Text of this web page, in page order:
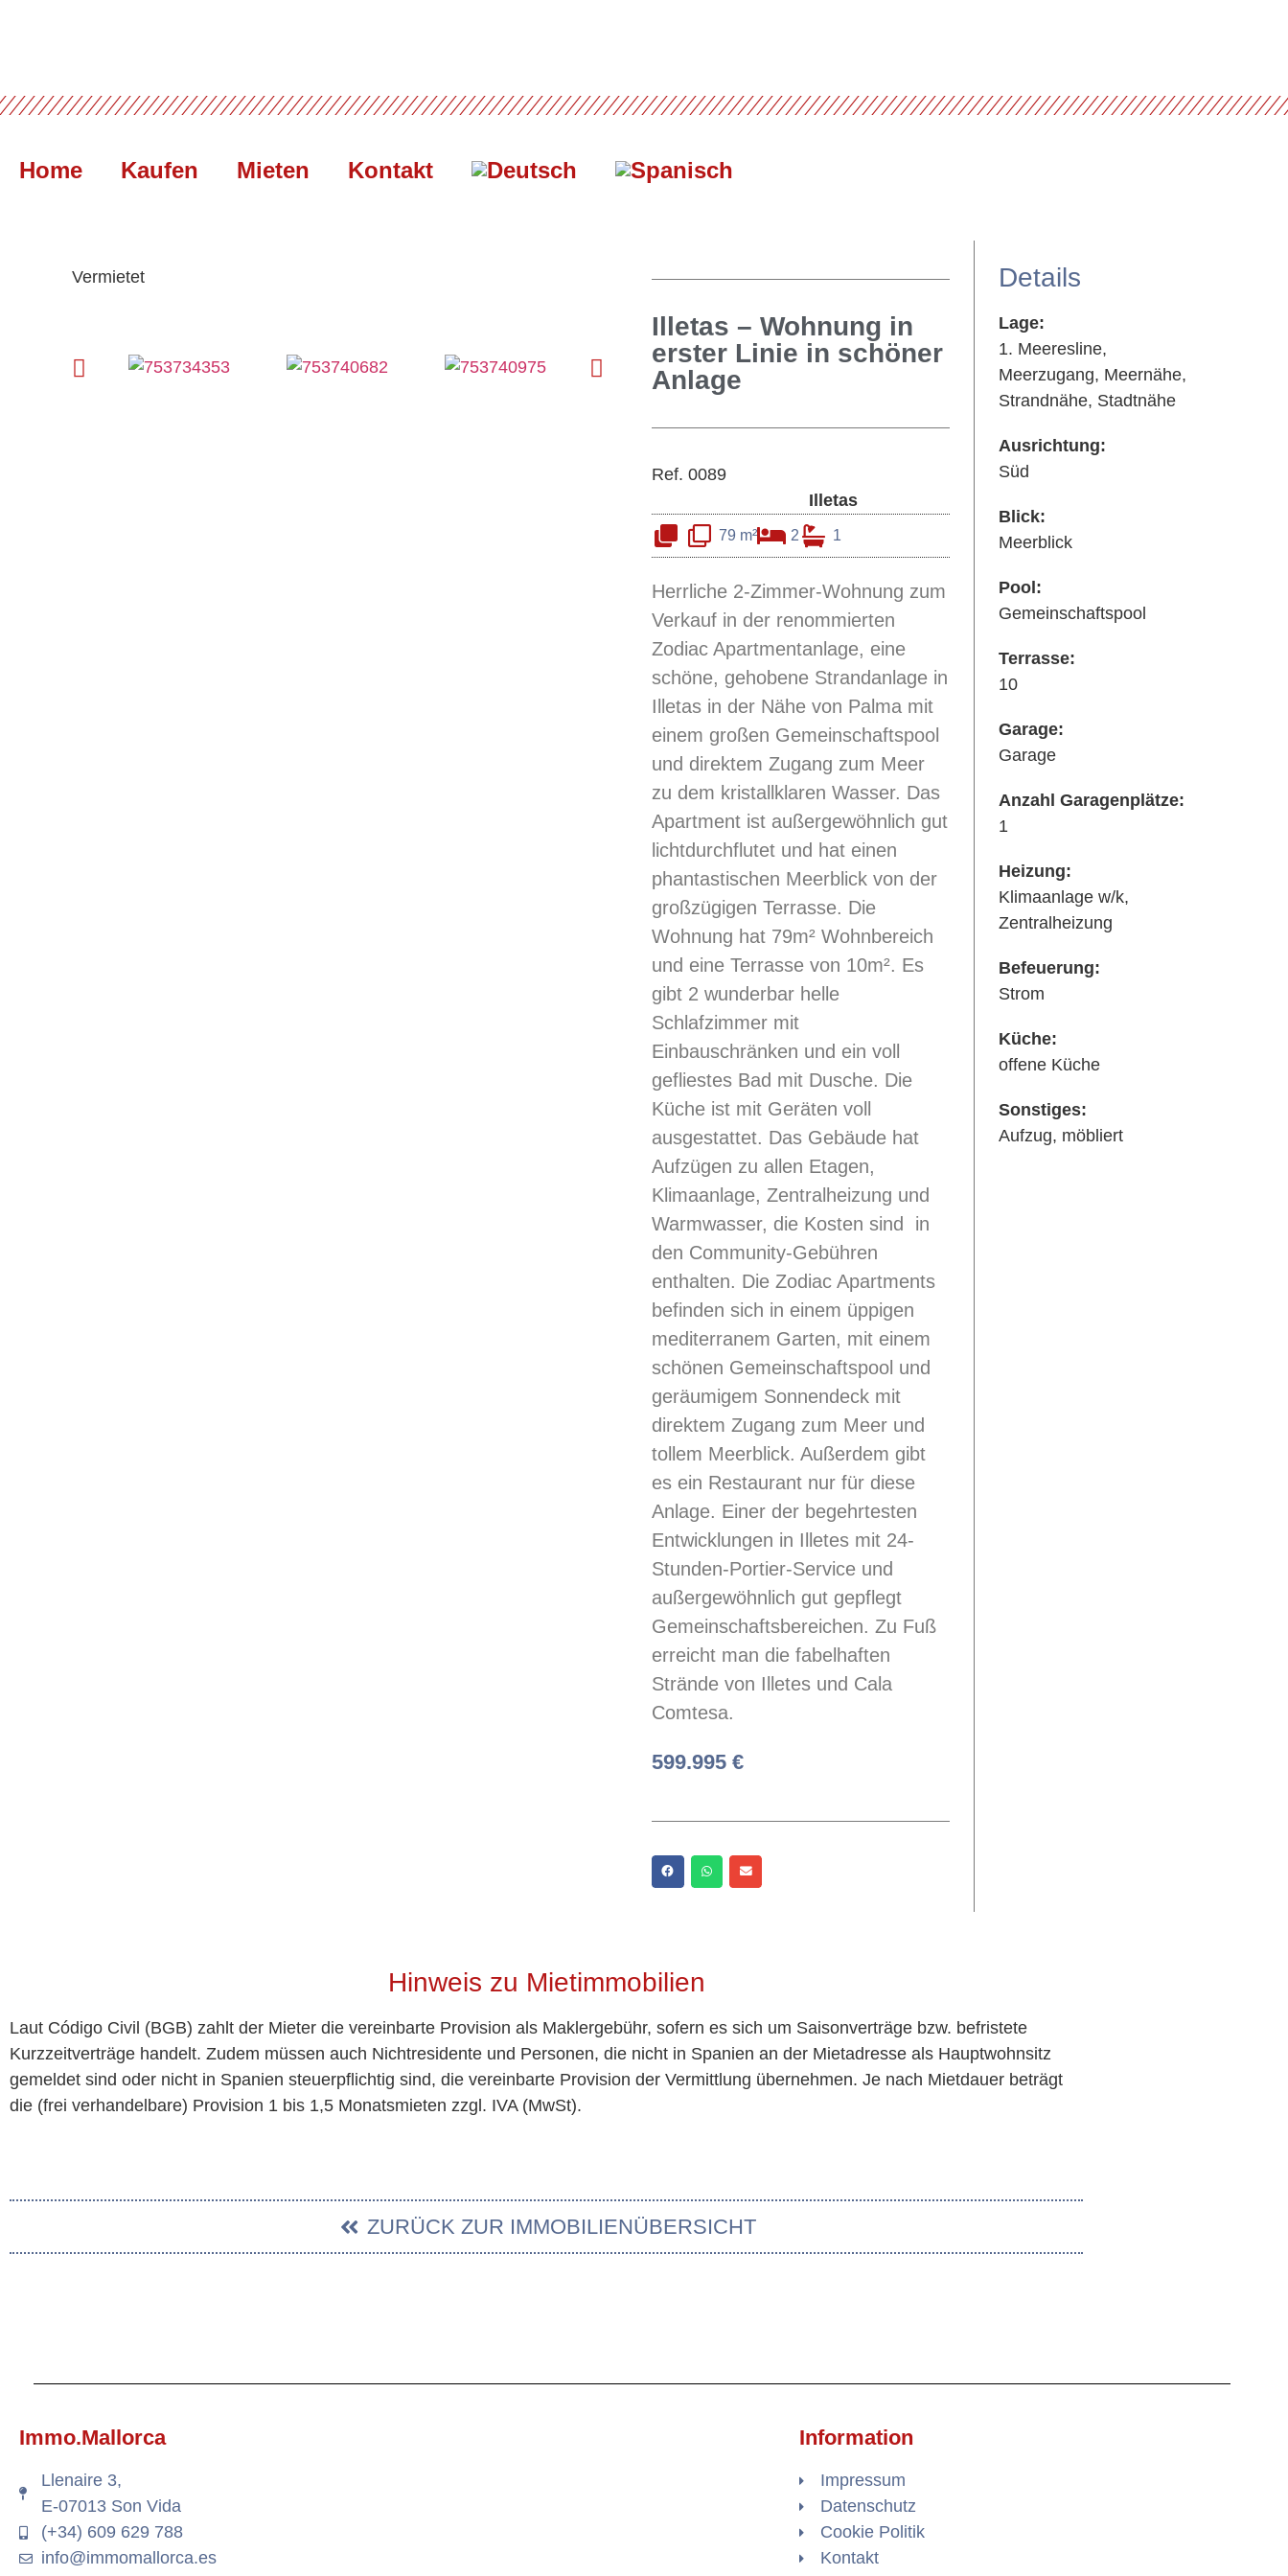
Home Kaufen Mieten Kontakt
Vermietet
Illetas – Wohnung in
erster Linie in schöner
Anlage
Ref. 0089
Illetas
79 m² 2 1
Herrliche 2-Zimmer-Wohnung zum
Verkauf in der renommierten
Zodiac Apartmentanlage, eine
schöne, gehobene Strandanlage in
Illetas in der Nähe von Palma mit
einem großen Gemeinschaftspool
und direktem Zugang zum Meer
zu dem kristallklaren Wasser. Das
Apartment ist außergewöhnlich gut
lichtdurchflutet und hat einen
phantastischen Meerblick von der
großzügigen Terrasse. Die
Wohnung hat 79m² Wohnbereich
und eine Terrasse von 10m². Es
gibt 2 wunderbar helle
Schlafzimmer mit
Einbauschränken und ein voll
gefliestes Bad mit Dusche. Die
Küche ist mit Geräten voll
ausgestattet. Das Gebäude hat
Aufzügen zu allen Etagen,
Klimaanlage, Zentralheizung und
Warmwasser, die Kosten sind in
den Community-Gebühren
enthalten. Die Zodiac Apartments
befinden sich in einem üppigen
mediterranem Garten, mit einem
schönen Gemeinschaftspool und
geräumigem Sonnendeck mit
direktem Zugang zum Meer und
tollem Meerblick. Außerdem gibt
es ein Restaurant nur für diese
Anlage. Einer der begehrtesten
Entwicklungen in Illetes mit 24-
Stunden-Portier-Service und
außergewöhnlich gut gepflegt
Gemeinschaftsbereichen. Zu Fuß
erreicht man die fabelhaften
Strände von Illetes und Cala
Comtesa.
599.995 €
Details
Lage:
1. Meeresline,
Meerzugang, Meernähe,
Strandnähe, Stadtnähe
Ausrichtung:
Süd
Blick:
Meerblick
Pool:
Gemeinschaftspool
Terrasse:
10
Garage:
Garage
Anzahl Garagenplätze:
1
Heizung:
Klimaanlage w/k,
Zentralheizung
Befeuerung:
Strom
Küche:
offene Küche
Sonstiges:
Aufzug, möbliert
Hinweis zu Mietimmobilien
Laut Código Civil (BGB) zahlt der Mieter die vereinbarte Provision als Maklergebühr, sofern es sich um Saisonverträge bzw. befristete
Kurzzeitverträge handelt. Zudem müssen auch Nichtresidente und Personen, die nicht in Spanien an der Mietadresse als Hauptwohnsitz
gemeldet sind oder nicht in Spanien steuerpflichtig sind, die vereinbarte Provision der Vermittlung übernehmen. Je nach Mietdauer beträgt
die (frei verhandelbare) Provision 1 bis 1,5 Monatsmieten zzgl. IVA (MwSt).
ZURÜCK ZUR IMMOBILIENÜBERSICHT
Immo.Mallorca
Llenaire 3,
E-07013 Son Vida
(+34) 609 629 788
info@immomallorca.es
Information
Impressum
Datenschutz
Cookie Politik
Kontakt